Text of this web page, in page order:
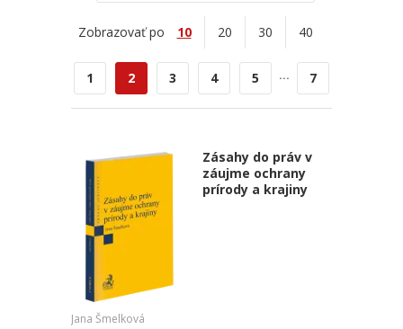
Zobrazovať po 10 20 30 40
1 2 3 4 5 ... 7
Zásahy do práv v
záujme ochrany
prírody a krajiny
Jana Šmelková